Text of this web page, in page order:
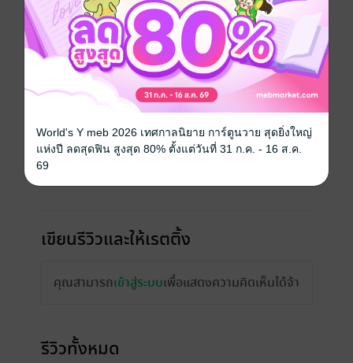
ราคาปก 139 บาท (ประหยัด 28%)
เรื่องที่คุณน่าจะสนใจ
เขียนรีวิวและให้เรตติ้ง
คุณสามารถเข้าสู่ระบบเพื่อแสดงความคิดเห็นได้จ้า
รีวิวทั้งหมด
World's Y meb 2026 เทศกาลนิยาย การ์ตูนวาย สุดยิ่งใหญ่
แห่งปี ลดสุดฟิน สูงสุด 80% ตั้งแต่วันที่ 31 ก.ค. - 16 ส.ค.
69